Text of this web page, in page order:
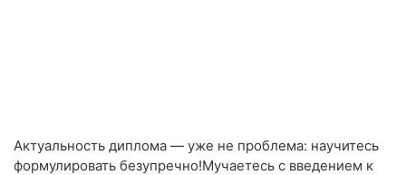
Актуальность диплома — уже не проблема: научитесь
формулировать безупречно!Мучаетесь с введением к